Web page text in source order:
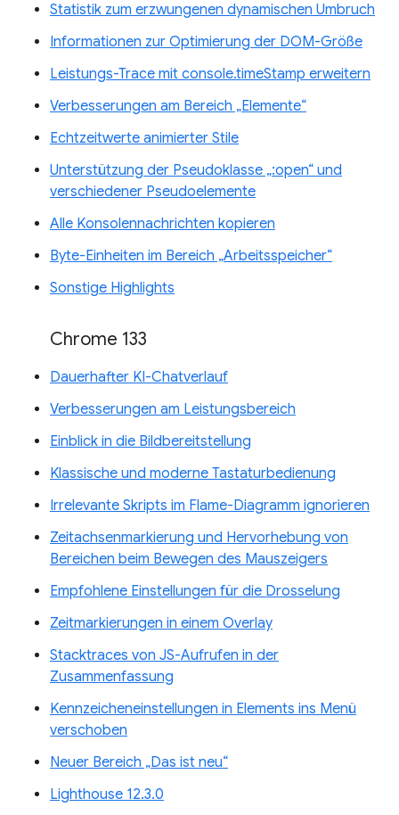
Statistik zum erzwungenen dynamischen Umbruch
Informationen zur Optimierung der DOM-Größe
Leistungs-Trace mit console.timeStamp erweitern
Verbesserungen am Bereich „Elemente“
Echtzeitwerte animierter Stile
Unterstützung der Pseudoklasse „:open“ und
verschiedener Pseudoelemente
Alle Konsolennachrichten kopieren
Byte-Einheiten im Bereich „Arbeitsspeicher“
Sonstige Highlights
Chrome 133
Dauerhafter KI-Chatverlauf
Verbesserungen am Leistungsbereich
Einblick in die Bildbereitstellung
Klassische und moderne Tastaturbedienung
Irrelevante Skripts im Flame-Diagramm ignorieren
Zeitachsenmarkierung und Hervorhebung von
Bereichen beim Bewegen des Mauszeigers
Empfohlene Einstellungen für die Drosselung
Zeitmarkierungen in einem Overlay
Stacktraces von JS-Aufrufen in der
Zusammenfassung
Kennzeicheneinstellungen in Elements ins Menü
verschoben
Neuer Bereich „Das ist neu“
Lighthouse 12.3.0